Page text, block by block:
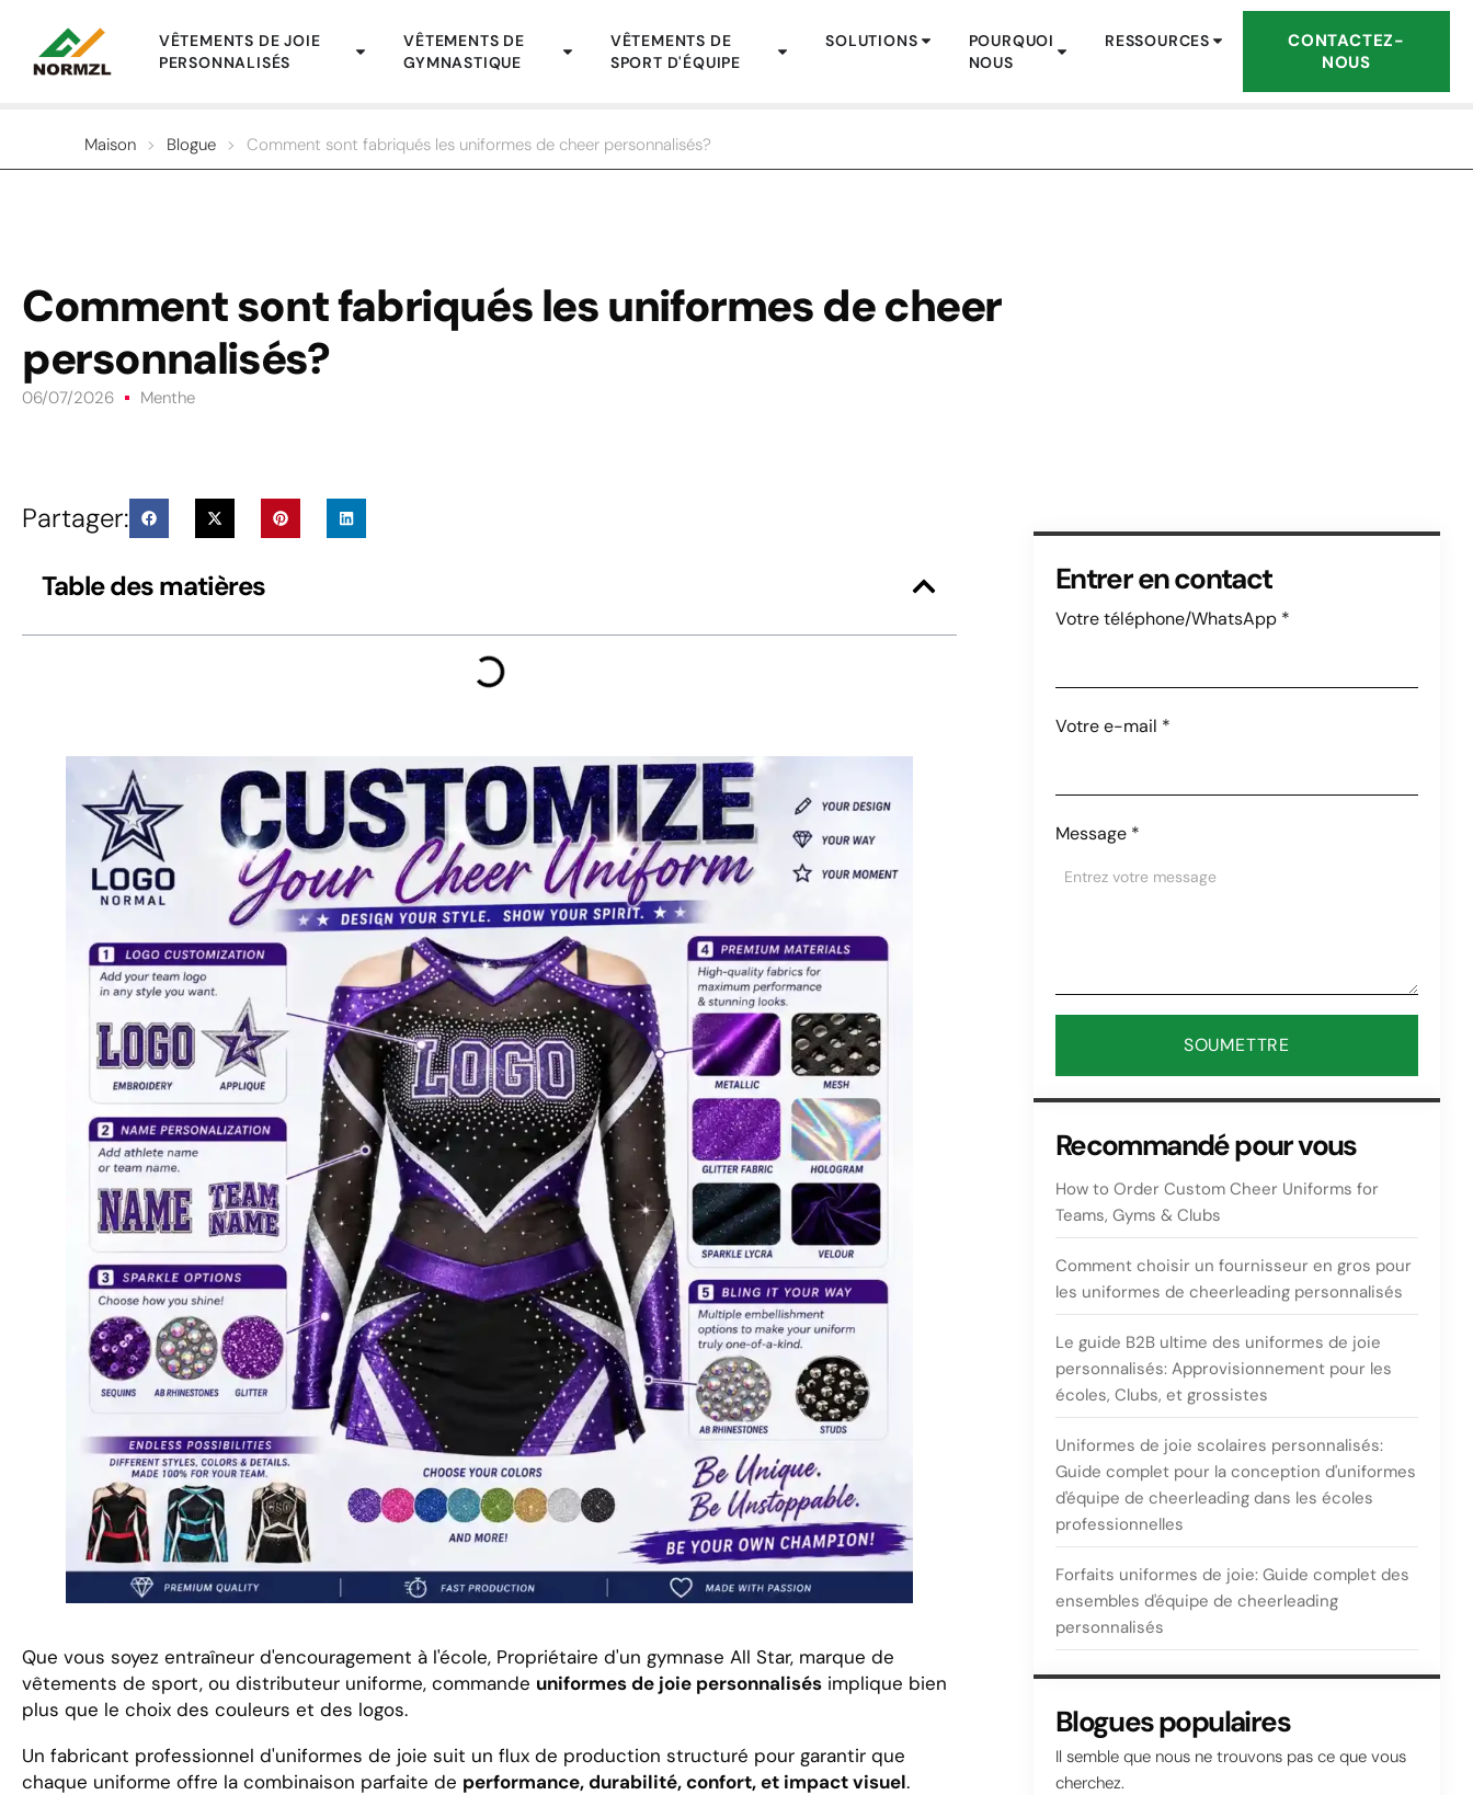
VÊTEMENTS DE JOIE
PERSONNALISÉS
VÊTEMENTS DE
GYMNASTIQUE
VÊTEMENTS DE
SPORT D'ÉQUIPE
SOLUTIONS
POURQUOI
NOUS
RESSOURCES
CONTACTEZ-
NOUS
Maison > Blogue > Comment sont fabriqués les uniformes de cheer personnalisés?
Comment sont fabriqués les uniformes de cheer
personnalisés?
06/07/2026 Menthe
Partager:
Table des matières
Que vous soyez entraîneur d'encouragement à l'école, Propriétaire d'un gymnase All Star, marque de
vêtements de sport, ou distributeur uniforme, commande uniformes de joie personnalisés implique bien
plus que le choix des couleurs et des logos.
Un fabricant professionnel d'uniformes de joie suit un flux de production structuré pour garantir que
chaque uniforme offre la combinaison parfaite de performance, durabilité, confort, et impact visuel.
Entrer en contact
Votre téléphone/WhatsApp *
Votre e-mail *
Message *
SOUMETTRE
Recommandé pour vous
How to Order Custom Cheer Uniforms for
Teams, Gyms & Clubs
Comment choisir un fournisseur en gros pour
les uniformes de cheerleading personnalisés
Le guide B2B ultime des uniformes de joie
personnalisés: Approvisionnement pour les
écoles, Clubs, et grossistes
Uniformes de joie scolaires personnalisés:
Guide complet pour la conception d'uniformes
d'équipe de cheerleading dans les écoles
professionnelles
Forfaits uniformes de joie: Guide complet des
ensembles d'équipe de cheerleading
personnalisés
Blogues populaires
Il semble que nous ne trouvons pas ce que vous
cherchez.